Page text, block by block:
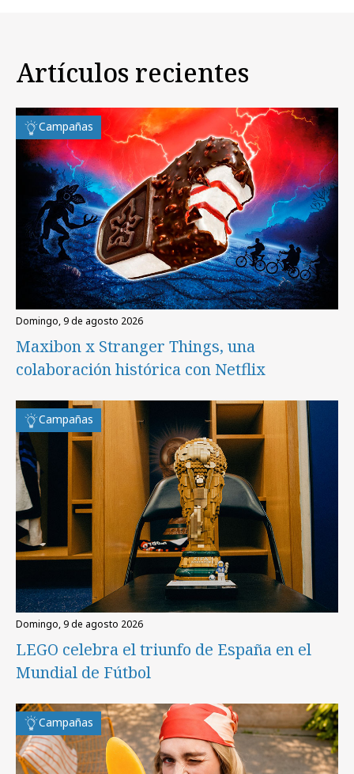
Artículos recientes
Campañas
domingo, 9 de agosto 2026
Maxibon x Stranger Things, una
colaboración histórica con Netflix
Campañas
domingo, 9 de agosto 2026
LEGO celebra el triunfo de España en el
Mundial de Fútbol
Campañas